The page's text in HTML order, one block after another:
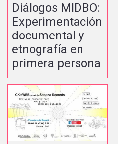
Diálogos MIDBO:
Experimentación
documental y
etnografía en
primera persona